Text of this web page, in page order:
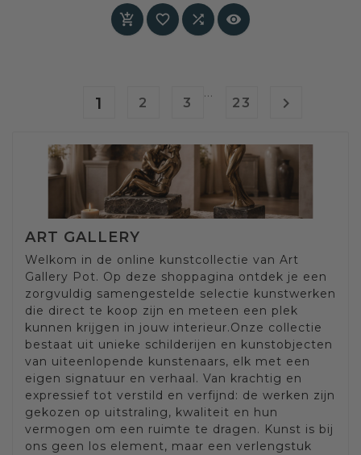
   
1 2 3
…
23 
ART GALLERY
Welkom in de online kunstcollectie van Art
Gallery Pot. Op deze shoppagina ontdek je een
zorgvuldig samengestelde selectie kunstwerken
die direct te koop zijn en meteen een plek
kunnen krijgen in jouw interieur.Onze collectie
bestaat uit unieke schilderijen en kunstobjecten
van uiteenlopende kunstenaars, elk met een
eigen signatuur en verhaal. Van krachtig en
expressief tot verstild en verfijnd: de werken zijn
gekozen op uitstraling, kwaliteit en hun
vermogen om een ruimte te dragen. Kunst is bij
ons geen los element, maar een verlengstuk